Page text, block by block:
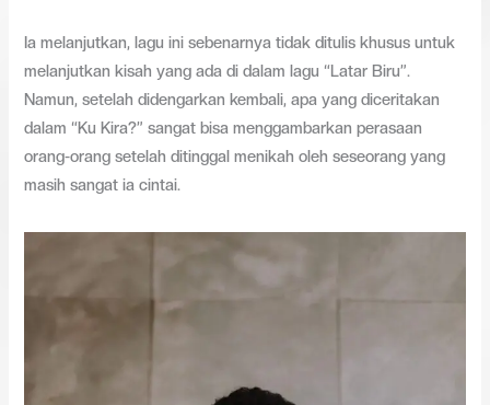
Ia melanjutkan, lagu ini sebenarnya tidak ditulis khusus untuk
melanjutkan kisah yang ada di dalam lagu “Latar Biru”.
Namun, setelah didengarkan kembali, apa yang diceritakan
dalam “Ku Kira?” sangat bisa menggambarkan perasaan
orang-orang setelah ditinggal menikah oleh seseorang yang
masih sangat ia cintai.